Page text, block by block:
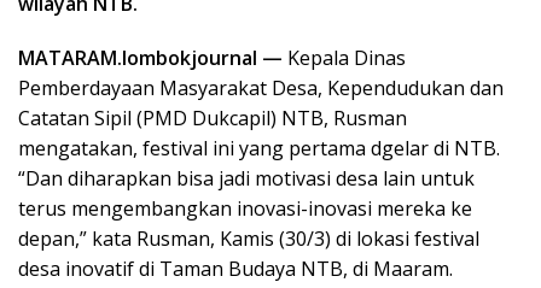
MATARAM.lombokjournal — Kepala Dinas
Pemberdayaan Masyarakat Desa, Kependudukan dan
Catatan Sipil (PMD Dukcapil) NTB, Rusman
mengatakan, festival ini yang pertama dgelar di NTB.
“Dan diharapkan bisa jadi motivasi desa lain untuk
terus mengembangkan inovasi-inovasi mereka ke
depan,” kata Rusman, Kamis (30/3) di lokasi festival
desa inovatif di Taman Budaya NTB, di Maaram.